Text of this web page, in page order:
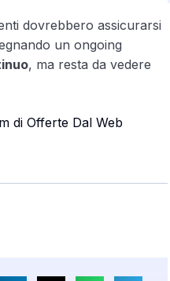
dovrebbero assicurarsi
un ongoing
, ma resta da vedere
di Offerte Dal Web